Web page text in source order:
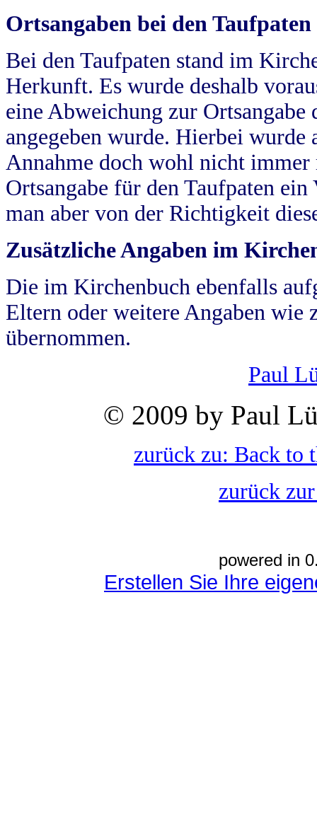
Ortsangaben bei den Taufpaten
Bei den Taufpaten stand im
Herkunft. Es wurde deshalb
eine Abweichung zur
angegeben wurde. Hierbei wurde
Annahme doch wohl nicht
Ortsangabe für den Taufpaten
man aber von der Richtigkeit
Zusätzliche Angaben im
Die im Kirchenbuch ebenfalls
Eltern oder weitere Angaben wie
übernommen.
Paul
© 2009 by Paul
zurück zu: Back to
zurück
powered in
Erstellen Sie Ihre